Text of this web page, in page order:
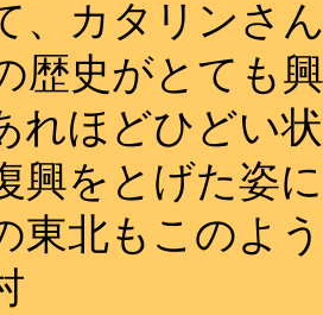
、カタリンさ
歴史がとても
れほどひどい
興をとげた姿
東北もこのよ